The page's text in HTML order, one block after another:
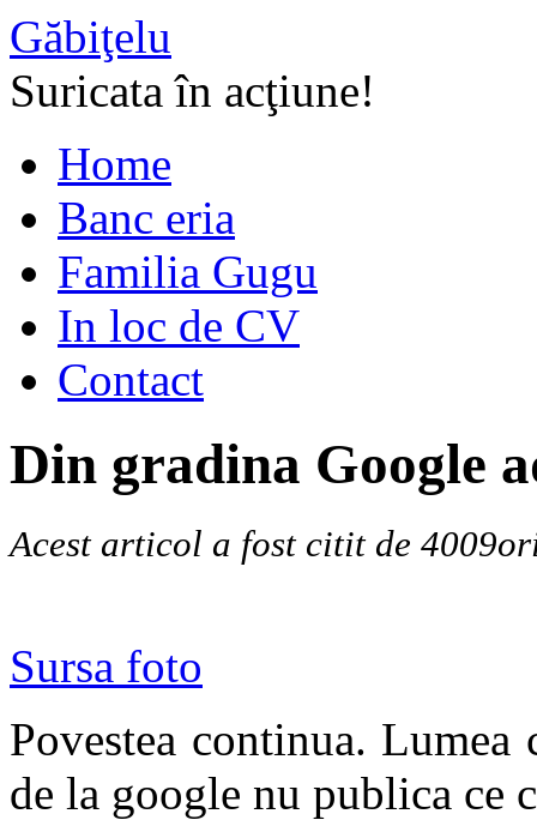
Găbiţelu
Suricata în acţiune!
Home
Banc eria
Familia Gugu
In loc de CV
Contact
Din gradina Google
Acest articol a fost citit de
Sursa foto
Povestea continua.
de la google nu publica ce